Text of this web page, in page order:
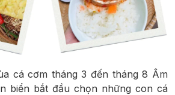
cá cơm tháng 3 đến tháng 8 Âm
biển bắt đầu chọn những con cá